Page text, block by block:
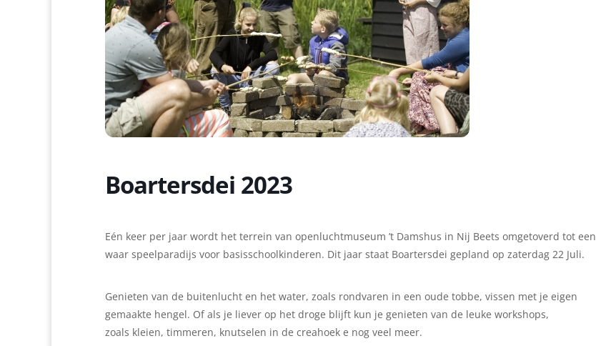
Boartersdei 2023
Eén keer per jaar wordt het terrein van openluchtmuseum ’t Damshus in Nij Beets omgetoverd tot een
waar speelparadijs voor basisschoolkinderen. Dit jaar staat Boartersdei gepland op zaterdag 22 Juli.
Genieten van de buitenlucht en het water, zoals rondvaren in een oude tobbe, vissen met je eigen
gemaakte hengel. Of als je liever op het droge blijft kun je genieten van de leuke workshops,
zoals kleien, timmeren, knutselen in de creahoek e nog veel meer.